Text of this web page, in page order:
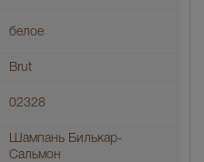
белое
Brut
02328
Шампань Билькар-
Сальмон